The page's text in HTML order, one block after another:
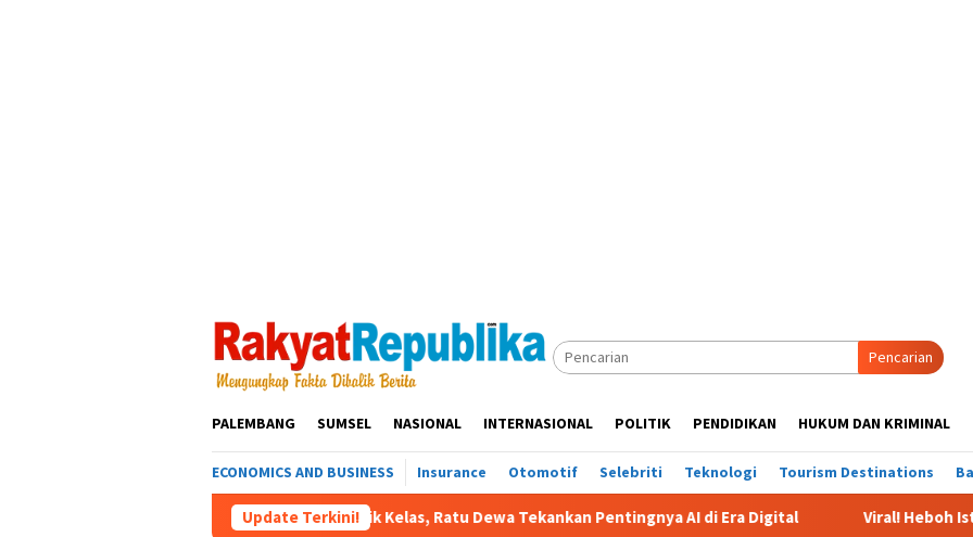
Pencarian
PALEMBANG SUMSEL NASIONAL INTERNASIONAL POLITIK PENDIDIKAN HUKUM DAN KRIMINAL
ECONOMICS AND BUSINESS Insurance Otomotif Selebriti Teknologi Tourism Destinations
Update Terkini!
Dorong Pelaku UMKM Naik Kelas, Ratu Dewa Tekankan Pentingnya AI di Era Digital Viral! Heboh Istri Bongkar Isi